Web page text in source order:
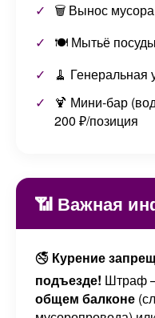
🗑️ Вынос
🍽️ Мытьё
🧹
🍹 Мини-бар
200 ₽/позиция
📶 Важная
🚭 Курение
подъезде! Штраф
общем балконе